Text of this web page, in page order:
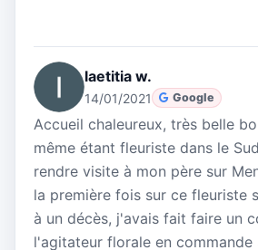
laetitia w.
14/01/2021 Google
Accueil chaleureux, très belle
même étant fleuriste dans le
rendre visite à mon père sur
la première fois sur ce fleuriste
à un décès, j'avais fait faire un
l'agitateur florale en commande